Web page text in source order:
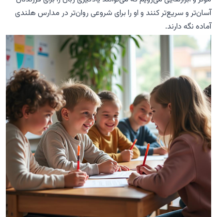
اطلاعات کاربردی
3. VVE (آموزش دوران کودکی)
نکات مهم درباره VVE
اپلیکیشن‌های یادگیری زبان: یک راه‌حل مدرن
چرا Voiczy؟
آسان‌تر و سریع‌تر کنند و او را برای شروعی روان‌تر در مدارس هلندی
آماده نگه دارند.